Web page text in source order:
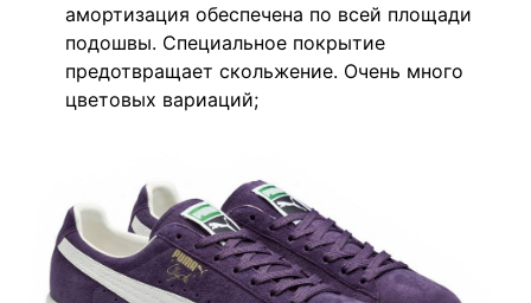
амортизация обеспечена по всей площади
подошвы. Специальное покрытие
предотвращает скольжение. Очень много
цветовых вариаций;